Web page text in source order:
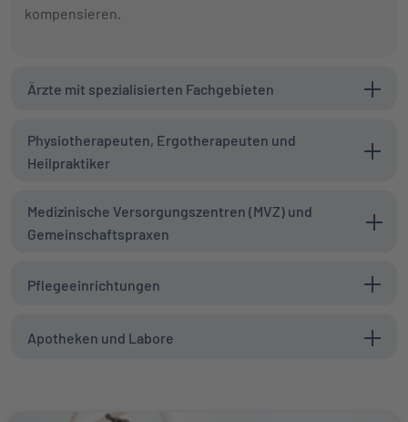
kompensieren.
Ärzte mit spezialisierten Fachgebieten
Physiotherapeuten, Ergotherapeuten und
Heilpraktiker
Medizinische Versorgungszentren (MVZ) und
Gemeinschaftspraxen
Pflegeeinrichtungen
Apotheken und Labore